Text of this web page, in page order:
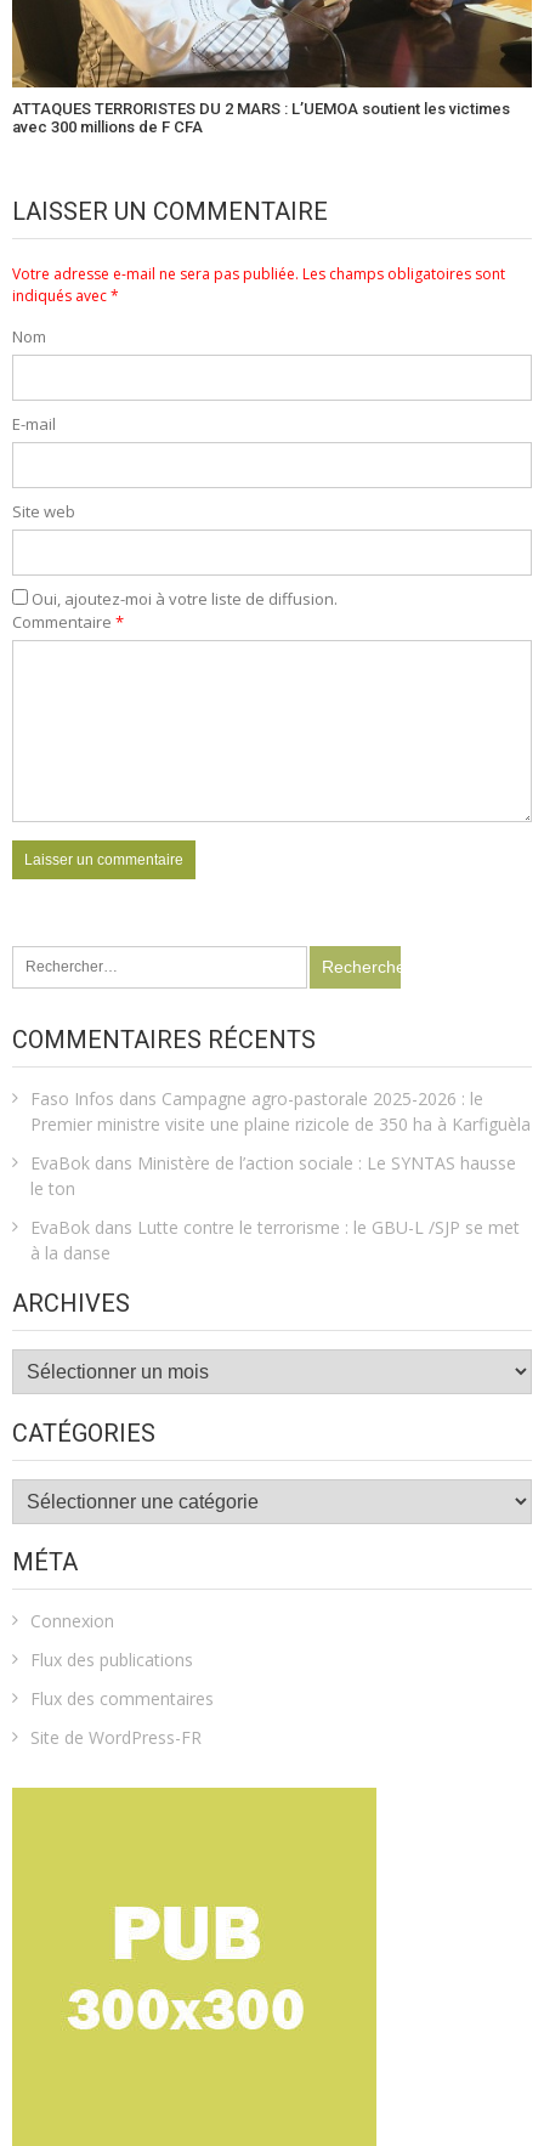
ATTAQUES TERRORISTES DU 2 MARS : L’UEMOA soutient les victimes
avec 300 millions de F CFA
LAISSER UN COMMENTAIRE
Votre adresse e-mail ne sera pas publiée. Les champs obligatoires sont
indiqués avec*
Nom
E-mail
Site web
Oui, ajoutez-moi à votre liste de diffusion.
Commentaire *
Rechercher :
COMMENTAIRES RÉCENTS
Faso Infos dans Campagne agro-pastorale 2025-2026 : le
Premier ministre visite une plaine rizicole de 350 ha à Karfiguèla
EvaBok dans Ministère de l’action sociale : Le SYNTAS hausse
le ton
EvaBok dans Lutte contre le terrorisme : le GBU-L /SJP se met
à la danse
ARCHIVES
Archives
CATÉGORIES
Catégories
MÉTA
Connexion
Flux des publications
Flux des commentaires
Site de WordPress-FR